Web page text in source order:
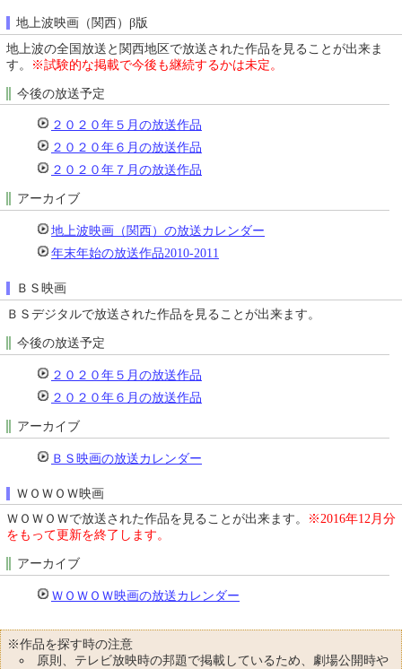
地上波映画（関西）β版
地上波の全国放送と関西地区で放送された作品を見ることが出来ま
す。
※試験的な掲載で今後も継続するかは未定。
今後の放送予定
２０２０年５月の放送作品
２０２０年６月の放送作品
２０２０年７月の放送作品
アーカイブ
地上波映画（関西）の放送カレンダー
年末年始の放送作品2010-2011
ＢＳ映画
ＢＳデジタルで放送された作品を見ることが出来ます。
今後の放送予定
２０２０年５月の放送作品
２０２０年６月の放送作品
アーカイブ
ＢＳ映画の放送カレンダー
ＷＯＷＯＷ映画
ＷＯＷＯＷで放送された作品を見ることが出来ます。
※2016年12月分
をもって更新を終了します。
アーカイブ
ＷＯＷＯＷ映画の放送カレンダー
※作品を探す時の注意
原則、テレビ放映時の邦題で掲載しているため、劇場公開時や